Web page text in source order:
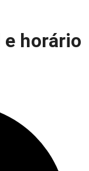
horário